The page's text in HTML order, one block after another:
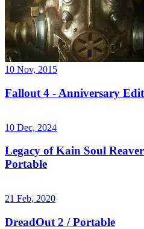
10 Nov, 2015
Fallout 4 - Anniversary
10 Dec, 2024
Legacy of Kain Soul
Portable
21 Feb, 2020
DreadOut 2 / Portable